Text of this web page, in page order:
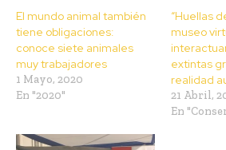
El mundo animal también
tiene obligaciones:
conoce siete animales
muy trabajadores
1 Mayo, 2020
En "2020"
“Huellas
museo
extintas
realidad
21 Abril,
En